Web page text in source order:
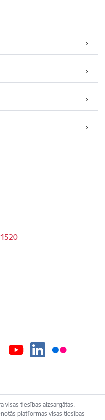
visas tiesības aizsargātas.
platformas visas tiesības